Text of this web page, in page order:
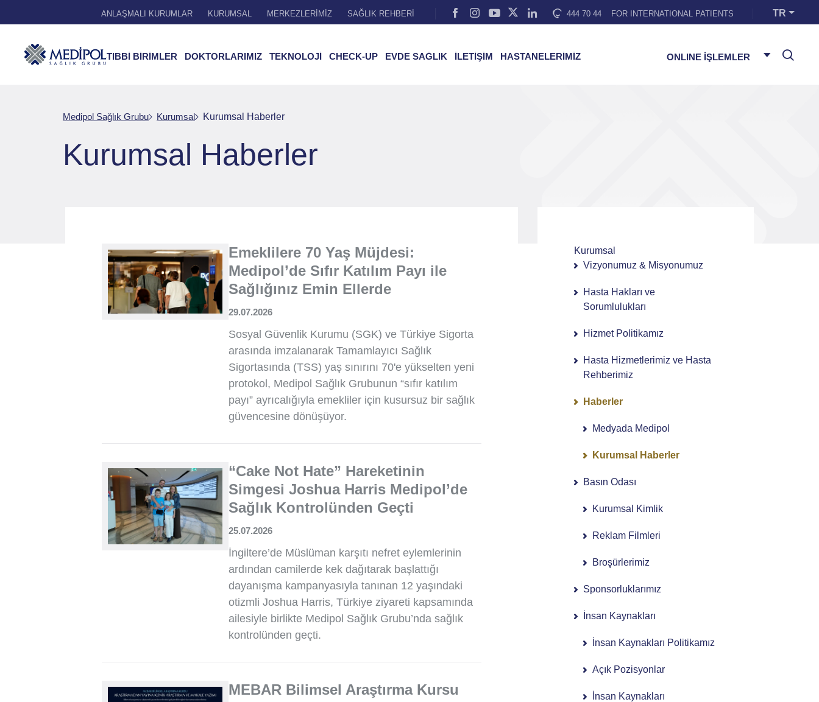
ANLAŞMALI KURUMLAR KURUMSAL MERKEZLERİMİZ SAĞLIK REHBERİ 444 70 44 FOR INTERNATIONAL PATIENTS TR
TIBBİ BİRİMLER DOKTORLARIMIZ TEKNOLOJİ CHECK-UP EVDE SAĞLIK İLETİŞİM HASTANELERİMİZ ONLINE İŞLEMLER
Medipol Sağlık Grubu Kurumsal Kurumsal Haberler
Kurumsal Haberler
Emeklilere 70 Yaş Müjdesi:
Medipol’de Sıfır Katılım Payı ile
Sağlığınız Emin Ellerde
29.07.2026
Sosyal Güvenlik Kurumu (SGK) ve Türkiye Sigorta
arasında imzalanarak Tamamlayıcı Sağlık
Sigortasında (TSS) yaş sınırını 70'e yükselten yeni
protokol, Medipol Sağlık Grubunun “sıfır katılım
payı” ayrıcalığıyla emekliler için kusursuz bir sağlık
güvencesine dönüşüyor.
“Cake Not Hate” Hareketinin
Simgesi Joshua Harris Medipol’de
Sağlık Kontrolünden Geçti
25.07.2026
İngiltere’de Müslüman karşıtı nefret eylemlerinin
ardından camilerde kek dağıtarak başlattığı
dayanışma kampanyasıyla tanınan 12 yaşındaki
otizmli Joshua Harris, Türkiye ziyareti kapsamında
ailesiyle birlikte Medipol Sağlık Grubu’nda sağlık
kontrolünden geçti.
MEBAR Bilimsel Araştırma Kursu
Kurumsal
Vizyonumuz & Misyonumuz
Hasta Hakları ve
Sorumlulukları
Hizmet Politikamız
Hasta Hizmetlerimiz ve Hasta
Rehberimiz
Haberler
Medyada Medipol
Kurumsal Haberler
Basın Odası
Kurumsal Kimlik
Reklam Filmleri
Broşürlerimiz
Sponsorluklarımız
İnsan Kaynakları
İnsan Kaynakları Politikamız
Açık Pozisyonlar
İnsan Kaynakları